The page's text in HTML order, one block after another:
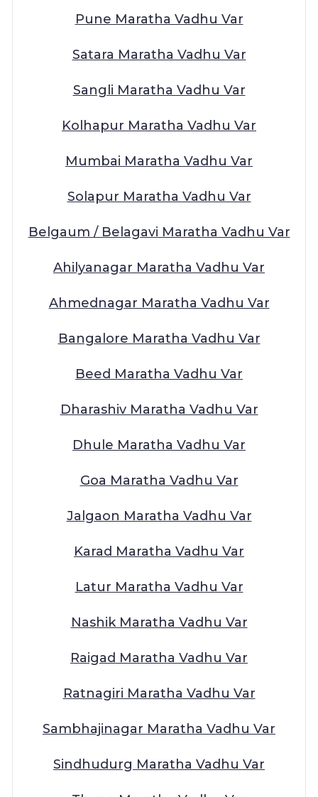
Pune Maratha Vadhu Var
Satara Maratha Vadhu Var
Sangli Maratha Vadhu Var
Kolhapur Maratha Vadhu Var
Mumbai Maratha Vadhu Var
Solapur Maratha Vadhu Var
Belgaum / Belagavi Maratha Vadhu Var
Ahilyanagar Maratha Vadhu Var
Ahmednagar Maratha Vadhu Var
Bangalore Maratha Vadhu Var
Beed Maratha Vadhu Var
Dharashiv Maratha Vadhu Var
Dhule Maratha Vadhu Var
Goa Maratha Vadhu Var
Jalgaon Maratha Vadhu Var
Karad Maratha Vadhu Var
Latur Maratha Vadhu Var
Nashik Maratha Vadhu Var
Raigad Maratha Vadhu Var
Ratnagiri Maratha Vadhu Var
Sambhajinagar Maratha Vadhu Var
Sindhudurg Maratha Vadhu Var